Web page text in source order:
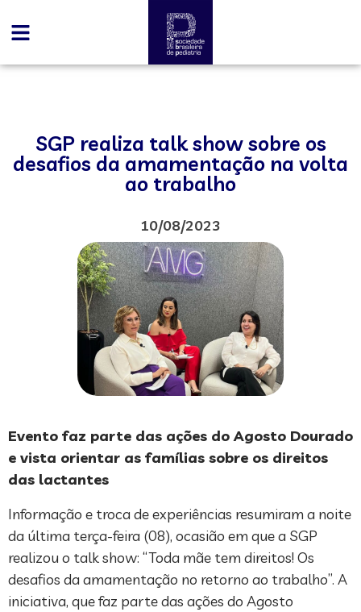
SGP realiza talk show sobre os
desafios da amamentação na volta
ao trabalho
10/08/2023
Evento faz parte das ações do Agosto Dourado
e vista orientar as famílias sobre os direitos
das lactantes
Informação e troca de experiências resumiram a noite
da última terça-feira (08), ocasião em que a SGP
realizou o talk show: “Toda mãe tem direitos! Os
desafios da amamentação no retorno ao trabalho”. A
iniciativa, que faz parte das ações do Agosto